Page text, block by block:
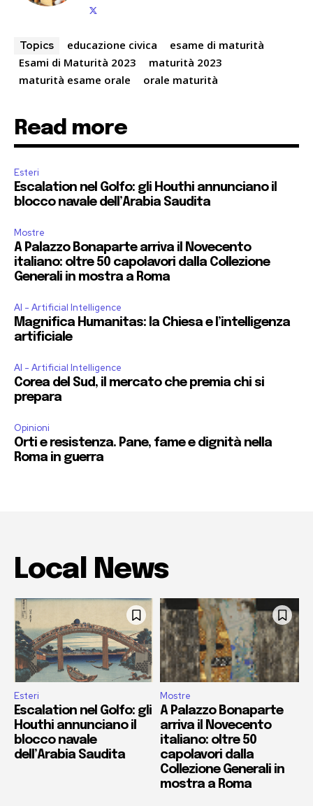
Topics educazione civica
esame di maturità
Esami di Maturità 2023
maturità 2023
maturità esame orale
orale maturità
Read more
Esteri
Escalation nel Golfo: gli Houthi annunciano il
blocco navale dell’Arabia Saudita
Mostre
A Palazzo Bonaparte arriva il Novecento
italiano: oltre 50 capolavori dalla Collezione
Generali in mostra a Roma
AI - Artificial Intelligence
Magnifica Humanitas: la Chiesa e l’intelligenza
artificiale
AI - Artificial Intelligence
Corea del Sud, il mercato che premia chi si
prepara
Opinioni
Orti e resistenza. Pane, fame e dignità nella
Roma in guerra
Local News
Esteri
Escalation nel Golfo: gli
Houthi annunciano il
blocco navale
dell’Arabia Saudita
Mostre
A Palazzo Bonaparte
arriva il Novecento
italiano: oltre 50
capolavori dalla
Collezione Generali in
mostra a Roma